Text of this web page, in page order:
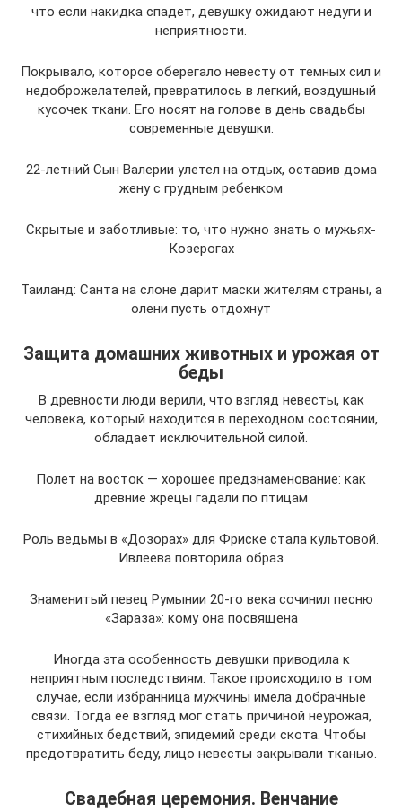
что если накидка спадет, девушку ожидают недуги и
неприятности.
Покрывало, которое оберегало невесту от темных сил и
недоброжелателей, превратилось в легкий, воздушный
кусочек ткани. Его носят на голове в день свадьбы
современные девушки.
22-летний Сын Валерии улетел на отдых, оставив дома
жену с грудным ребенком
Скрытые и заботливые: то, что нужно знать о мужьях-
Козерогах
Таиланд: Санта на слоне дарит маски жителям страны, а
олени пусть отдохнут
Защита домашних животных и урожая от
беды
В древности люди верили, что взгляд невесты, как
человека, который находится в переходном состоянии,
обладает исключительной силой.
Полет на восток — хорошее предзнаменование: как
древние жрецы гадали по птицам
Роль ведьмы в «Дозорах» для Фриске стала культовой.
Ивлеева повторила образ
Знаменитый певец Румынии 20-го века сочинил песню
«Зараза»: кому она посвящена
Иногда эта особенность девушки приводила к
неприятным последствиям. Такое происходило в том
случае, если избранница мужчины имела добрачные
связи. Тогда ее взгляд мог стать причиной неурожая,
стихийных бедствий, эпидемий среди скота. Чтобы
предотвратить беду, лицо невесты закрывали тканью.
Свадебная церемония. Венчание